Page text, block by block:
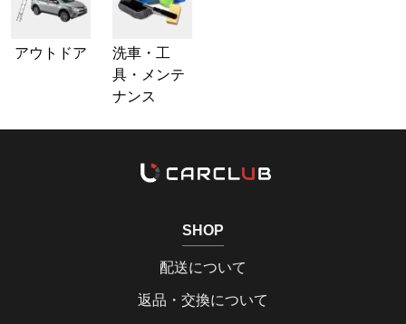
アウトドア
洗車・工
具・メンテ
ナンス
SHOP
配送について
返品・交換について